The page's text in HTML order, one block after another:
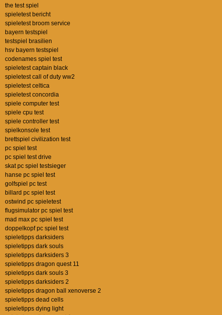
the test spiel
spieletest bericht
spieletest broom service
bayern testspiel
testspiel brasilien
hsv bayern testspiel
codenames spiel test
spieletest captain black
spieletest call of duty ww2
spieletest celtica
spieletest concordia
spiele computer test
spiele cpu test
spiele controller test
spielkonsole test
brettspiel civilization test
pc spiel test
pc spiel test drive
skat pc spiel testsieger
hanse pc spiel test
golfspiel pc test
billard pc spiel test
ostwind pc spieletest
flugsimulator pc spiel test
mad max pc spiel test
doppelkopf pc spiel test
spieletipps darksiders
spieletipps dark souls
spieletipps darksiders 3
spieletipps dragon quest 11
spieletipps dark souls 3
spieletipps darksiders 2
spieletipps dragon ball xenoverse 2
spieletipps dead cells
spieletipps dying light